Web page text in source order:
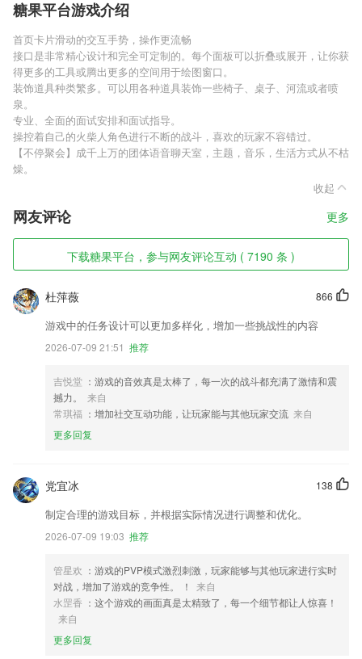
糖果平台游戏介绍
首页卡片滑动的交互手势，操作更流畅
接口是非常精心设计和完全可定制的。每个面板可以折叠或展开，让你获
得更多的工具或腾出更多的空间用于绘图窗口。
装饰道具种类繁多。可以用各种道具装饰一些椅子、桌子、河流或者喷
泉。
专业、全面的面试安排和面试指导。
操控着自己的火柴人角色进行不断的战斗，喜欢的玩家不容错过。
【不停聚会】成千上万的团体语音聊天室，主题，音乐，生活方式从不枯
燥。
收起
网友评论 更多
下载糖果平台，参与网友评论互动 ( 7190 条 )
866
杜萍薇
游戏中的任务设计可以更加多样化，增加一些挑战性的内容
2026-07-09 21:51 推荐
吉悦堂 ：游戏的音效真是太棒了，每一次的战斗都充满了激情和震
撼力。
来自
常琪福 ：增加社交互动功能，让玩家能与其他玩家交流 来自
更多回复
138
党宜冰
制定合理的游戏目标，并根据实际情况进行调整和优化。
2026-07-09 19:03 推荐
管星欢 ：游戏的PVP模式激烈刺激，玩家能够与其他玩家进行实时
对战，增加了游戏的竞争性。 ！
来自
水罡香 ：这个游戏的画面真是太精致了，每一个细节都让人惊喜！
来自
更多回复